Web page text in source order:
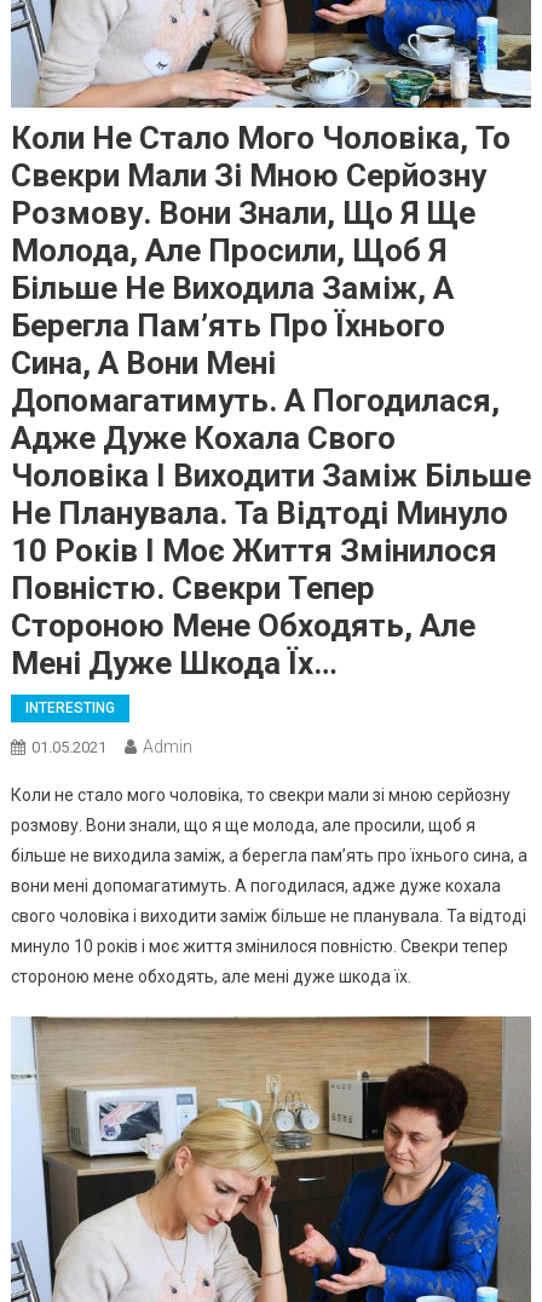
Коли Не Стало Мого Чоловіка, То
Свекри Мали Зі Мною Серйозну
Розмову. Вони Знали, Що Я Ще
Молода, Але Просили, Щоб Я
Більше Не Виходила Заміж, А
Берегла Пам’ять Про Їхнього
Сина, А Вони Мені
Допомагатимуть. А Погодилася,
Адже Дуже Кохала Свого
Чоловіка І Виходити Заміж Більше
Не Планувала. Та Відтоді Минуло
10 Років І Моє Життя Змінилося
Повністю. Свекри Тепер
Стороною Мене Обходять, Але
Мені Дуже Шкода Їх…
INTERESTING
01.05.2021 Admin
Коли не стало мого чоловіка, то свекри мали зі мною серйозну
розмову. Вони знали, що я ще молода, але просили, щоб я
більше не виходила заміж, а берегла пам’ять про їхнього сина, а
вони мені допомагатимуть. А погодилася, адже дуже кохала
свого чоловіка і виходити заміж більше не планувала. Та відтоді
минуло 10 років і моє життя змінилося повністю. Свекри тепер
стороною мене обходять, але мені дуже шкода їх.